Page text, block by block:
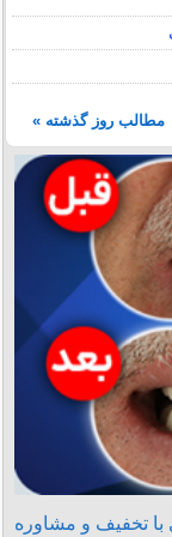
مطالب روز گذشته »
با تخفیف و مشاوره